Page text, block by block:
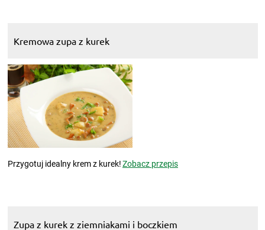
Kremowa zupa z kurek
Przygotuj idealny krem z kurek!Zobacz przepis
Zupa z kurek z ziemniakami i boczkiem